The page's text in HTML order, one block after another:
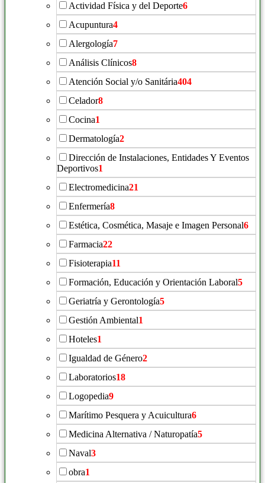
Actividad Física y del Deporte6
Acupuntura4
Alergología7
Análisis Clínicos8
Atención Social y/o Sanitária404
Celador8
Cocina1
Dermatología2
Dirección de Instalaciones, Entidades Y Eventos
Deportivos1
Electromedicina21
Enfermería8
Estética, Cosmética, Masaje e Imagen Personal6
Farmacia22
Fisioterapia11
Formación, Educación y Orientación Laboral5
Geriatría y Gerontología5
Gestión Ambiental1
Hoteles1
Igualdad de Género2
Laboratorios18
Logopedia9
Marítimo Pesquera y Acuicultura6
Medicina Alternativa / Naturopatía5
Naval3
obra1